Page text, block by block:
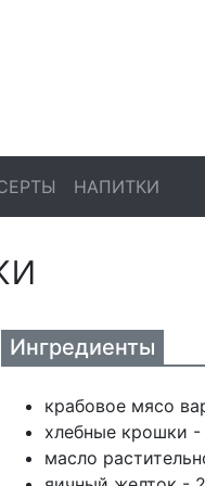
НАПИТКИ
Ингредиенты
крабовое мясо
хлебные крошки -
масло